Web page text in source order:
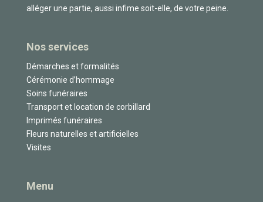
alléger une partie, aussi infime soit-elle, de votre peine.
Nos services
Démarches et formalités
Cérémonie d’hommage
Soins funéraires
Transport et location de corbillard
Imprimés funéraires
Fleurs naturelles et artificielles
Visites
Menu